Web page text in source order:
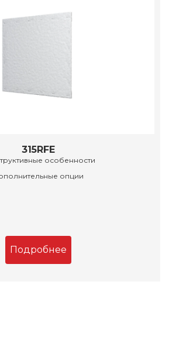
315RFE
особенности
опции
Подробнее